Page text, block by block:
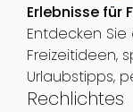
Erlebnisse für
Entdecken
Freizeitideen,
Urlaubstipps,
Rechlichtes